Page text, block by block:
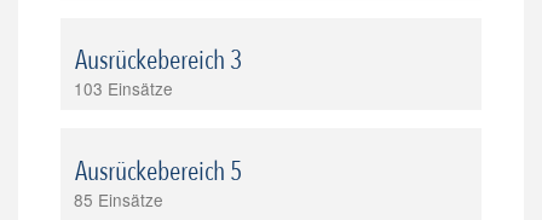
Ausrückebereich 3
103 Einsätze
Ausrückebereich 5
85 Einsätze